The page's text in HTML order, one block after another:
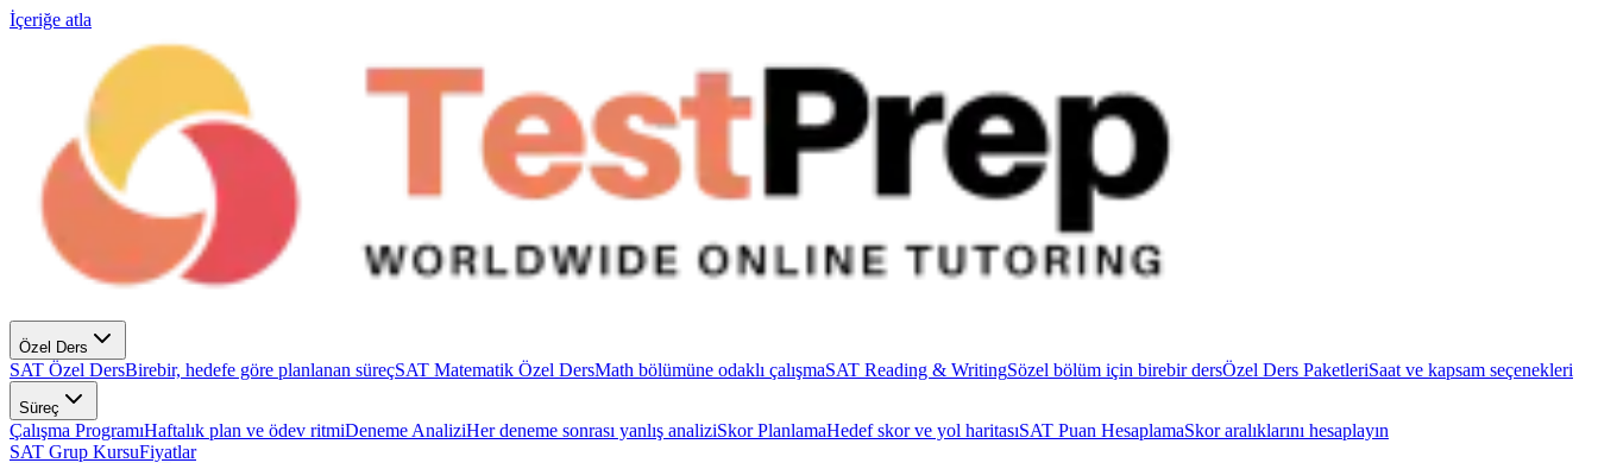
İçeriğe atla
Özel Ders
SAT Özel DersBirebir, hedefe göre planlanan süreçSAT Matematik Özel DersMath bölümüne odaklı çalışmaSAT Reading & WritingSözel bölüm için birebir dersÖzel Ders PaketleriSaat ve kapsam seçenekleri
Süreç
Çalışma ProgramıHaftalık plan ve ödev ritmiDeneme AnaliziHer deneme sonrası yanlış analiziSkor PlanlamaHedef skor ve yol haritasıSAT Puan HesaplamaSkor aralıklarını hesaplayın
SAT Grup KursuFiyatlar